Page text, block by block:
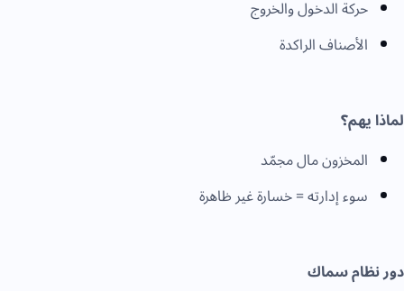
حركة الدخول والخروج
الأصناف الراكدة
لماذا يهم؟
المخزون مال مجمّد
سوء إدارته = خسارة غير ظاهرة
دور نظام سماك